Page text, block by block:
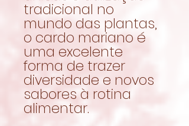
tradicional no
mundo das plantas,
o cardo mariano é
uma excelente
forma de trazer
diversidade e novos
sabores à rotina
alimentar.